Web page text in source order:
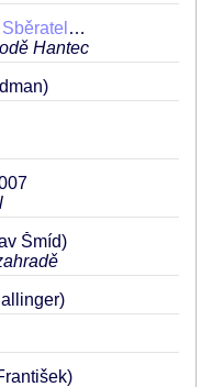
3 plus 1 s Miroslavem Donutilem - Sběratelé (Kostel, Paměti, Hantec)
Hantec
Šmíd)